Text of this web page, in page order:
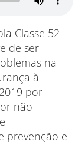
Classe 52
de ser
na
à
por
não
prevenção e